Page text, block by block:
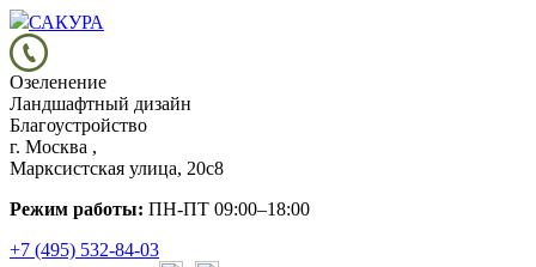
САКУРА
Озеленение
Ландшафтный дизайн
Благоустройство
г. Москва ,
Марксистская улица, 20с8
Режим работы: ПН-ПТ 09:00–18:00
+7 (495) 532-84-03